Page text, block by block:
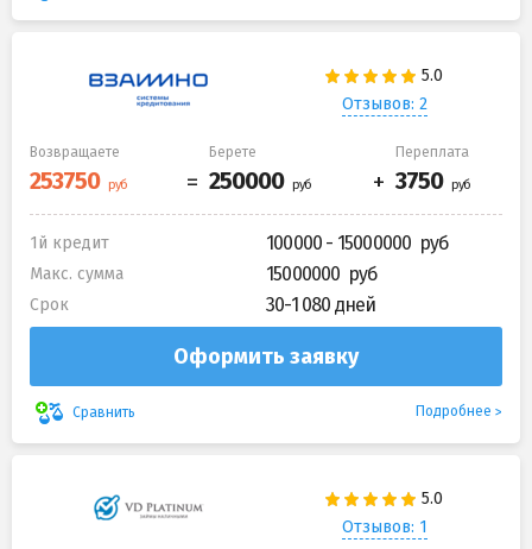
Отзывов: 2
Возвращаете Берете Переплата
1й кредит 100000 - 15000000
Макс. сумма 15000000
Срок 30-1 080 дней
Оформить заявку
Сравнить Подробнее
Отзывов: 1